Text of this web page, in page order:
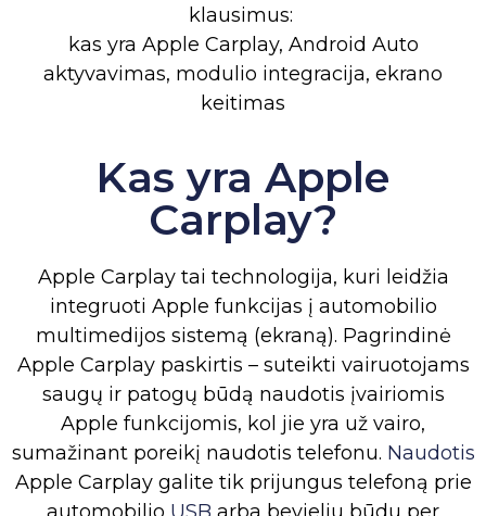
klausimus:
kas yra Apple Carplay, Android Auto
aktyvavimas, modulio integracija, ekrano
keitimas
Kas yra Apple
Carplay?
Apple Carplay tai technologija, kuri leidžia
integruoti Apple funkcijas į automobilio
multimedijos sistemą (ekraną). Pagrindinė
Apple Carplay paskirtis – suteikti vairuotojams
saugų ir patogų būdą naudotis įvairiomis
Apple funkcijomis, kol jie yra už vairo,
sumažinant poreikį naudotis telefonu. Naudotis
Apple Carplay galite tik prijungus telefoną prie